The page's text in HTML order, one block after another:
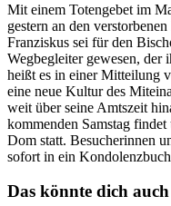
Mit einem Totengebet im
gestern an den
Franziskus sei für den
Wegbegleiter gewesen, der
heißt es in einer Mitteilung
eine neue Kultur des
weit über seine Amtszeit
kommenden Samstag
Dom statt. Besucherinnen
sofort in ein
Das könnte dich